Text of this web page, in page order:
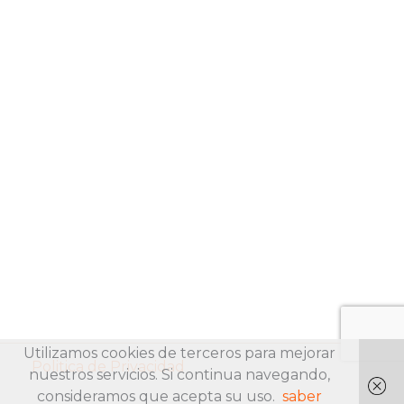
Politica de Privacidad
Utilizamos cookies de terceros para mejorar
nuestros servicios. Si continua navegando,
consideramos que acepta su uso. saber